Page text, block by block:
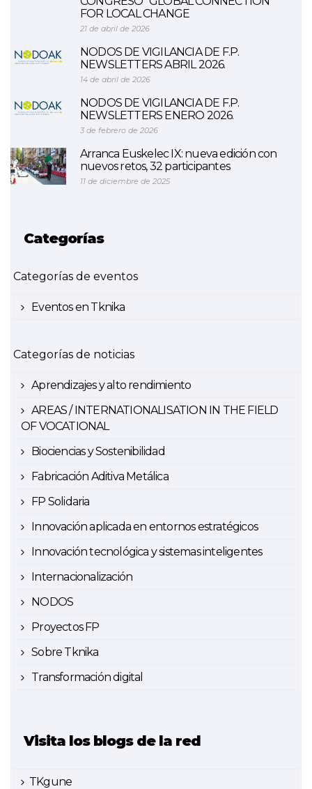
FOR LOCAL CHANGE
21 de abril de 2026
NODOS DE VIGILANCIA DE F.P.
NEWSLETTERS ABRIL 2026.
14 de abril de 2026
NODOS DE VIGILANCIA DE F.P.
NEWSLETTERS ENERO 2026.
3 de febrero de 2026
Arranca Euskelec IX: nueva edición con
nuevos retos, 32 participantes
11 de diciembre de 2025
Categorías
Categorías de eventos
Eventos en Tknika
Categorías de noticias
Aprendizajes y alto rendimiento
AREAS / INTERNATIONALISATION IN THE FIELD
OF VOCATIONAL
Biociencias y Sostenibilidad
Fabricación Aditiva Metálica
FP Solidaria
Innovación aplicada en entornos estratégicos
Innovación tecnológica y sistemas inteligentes
Internacionalización
NODOS
Proyectos FP
Sobre Tknika
Transformación digital
Visita los blogs de la red
TKgune